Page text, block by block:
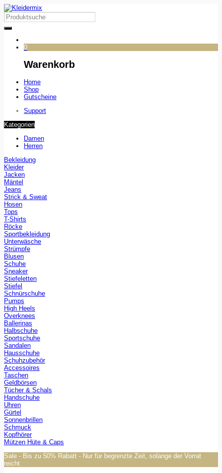
0
Warenkorb
Home
Shop
Gutscheine
Support
Kategorien
Damen
Herren
Bekleidung
Kleider
Jacken
Mäntel
Jeans
Strick & Sweat
Hosen
Tops
T-Shirts
Röcke
Sportbekleidung
Unterwäsche
Strümpfe
Blusen
Schuhe
Sneaker
Stiefeletten
Stiefel
Schnürschuhe
Pumps
High Heels
Overknees
Ballerinas
Halbschuhe
Sportschuhe
Sandalen
Hausschuhe
Schuhzubehör
Accessoires
Taschen
Geldbörsen
Tücher & Schals
Handschuhe
Uhren
Gürtel
Sonnenbrillen
Schmuck
Kopfhörer
Mützen Hüte & Caps
Sale - Bis zu 50% Rabatt - Nur für begrenzte Zeit, solange der Vorrat
reicht